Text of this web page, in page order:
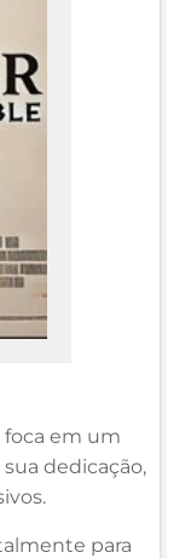
foca em um
dedicação,
para